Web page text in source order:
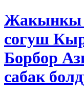
согуш
Борбор
сабак